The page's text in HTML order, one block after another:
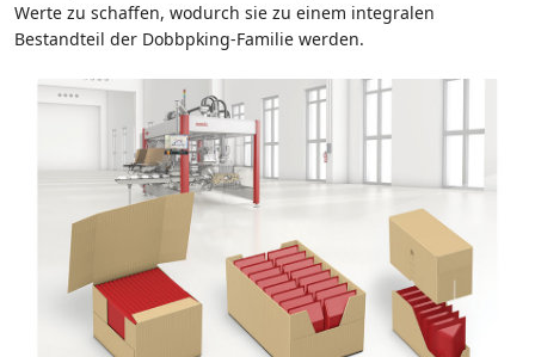
Werte zu schaffen, wodurch sie zu einem integralen
Bestandteil der Dobbpking-Familie werden.